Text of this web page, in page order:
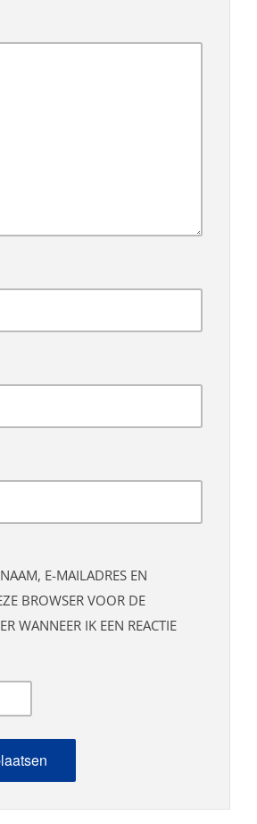
E-MAILADRES EN
BROWSER VOOR DE
WANNEER IK EEN REACTIE